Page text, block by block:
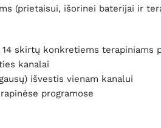
(prietaisui, išorinei baterijai ir
14 skirtų konkretiems terapiniams
kanalai
išvestis vienam kanalui
programose